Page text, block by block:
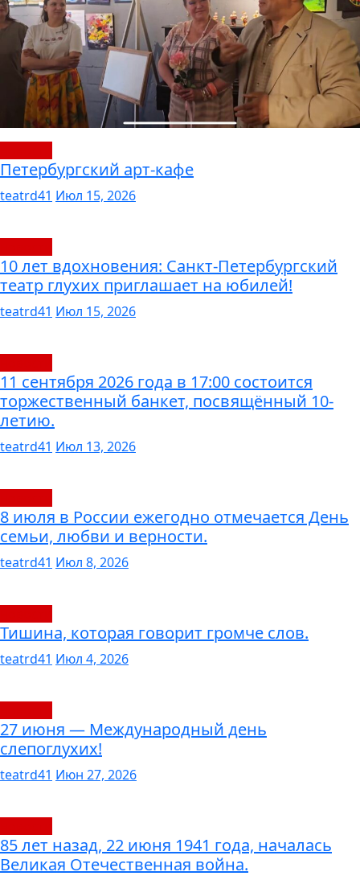
Петербургский арт-кафе
teatrd41 Июл 15, 2026
10 лет вдохновения: Санкт-Петербургский
театр глухих приглашает на юбилей!
teatrd41 Июл 15, 2026
11 сентября 2026 года в 17:00 состоится
торжественный банкет, посвящённый 10-
летию.
teatrd41 Июл 13, 2026
8 июля в России ежегодно отмечается День
семьи, любви и верности.
teatrd41 Июл 8, 2026
Тишина, которая говорит громче слов.
teatrd41 Июл 4, 2026
27 июня — Международный день
слепоглухих!
teatrd41 Июн 27, 2026
85 лет назад, 22 июня 1941 года, началась
Великая Отечественная война.